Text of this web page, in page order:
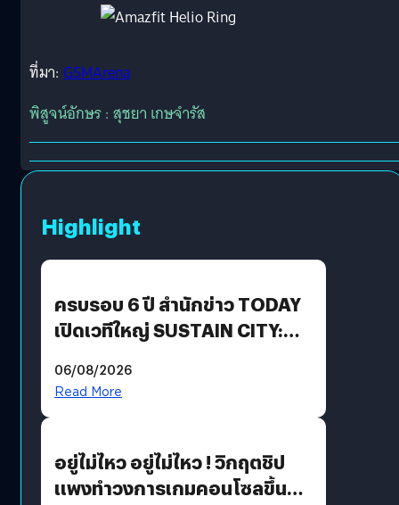
ที่มา: GSMArena
พิสูจน์อักษร : สุชยา เกษจำรัส
Highlight
ครบรอบ 6 ปี สำนักข่าว TODAY
เปิดเวทีใหญ่ SUSTAIN CITY:
แนวทางปรับตัวสู่เศรษฐกิจสี
06/08/2026
Read More
อยู่ไม่ไหว อยู่ไม่ไหว ! วิกฤตชิป
แพงทำวงการเกมคอนโซลขึ้น